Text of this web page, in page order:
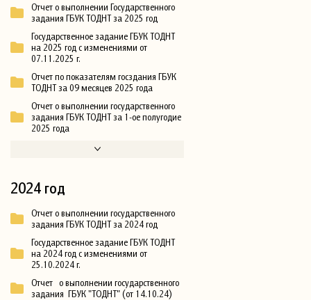
Отчет о выполнении Государственного
задания ГБУК ТОДНТ за 2025 год
Государственное задание ГБУК ТОДНТ
на 2025 год с изменениями от
07.11.2025 г.
Отчет по показателям госздания ГБУК
ТОДНТ за 09 месяцев 2025 года
Отчет о выполнении государственного
задания ГБУК ТОДНТ за 1-ое полугодие
2025 года
2024 год
Отчет о выполнении государственного
задания ГБУК ТОДНТ за 2024 год
Государственное задание ГБУК ТОДНТ
на 2024 год с изменениями от
25.10.2024 г.
Отчет о выполнении государственного
задания ГБУК "ТОДНТ" (от 14.10.24)